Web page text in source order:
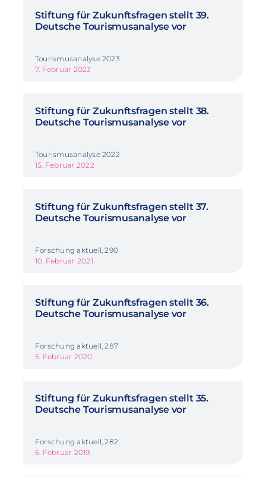
Stiftung für Zukunftsfragen stellt 39.
Deutsche Tourismusanalyse vor
Tourismusanalyse 2023
7. Februar 2023
Stiftung für Zukunftsfragen stellt 38.
Deutsche Tourismusanalyse vor
Tourismusanalyse 2022
15. Februar 2022
Stiftung für Zukunftsfragen stellt 37.
Deutsche Tourismusanalyse vor
Forschung aktuell, 290
10. Februar 2021
Stiftung für Zukunftsfragen stellt 36.
Deutsche Tourismusanalyse vor
Forschung aktuell, 287
5. Februar 2020
Stiftung für Zukunftsfragen stellt 35.
Deutsche Tourismusanalyse vor
Forschung aktuell, 282
6. Februar 2019